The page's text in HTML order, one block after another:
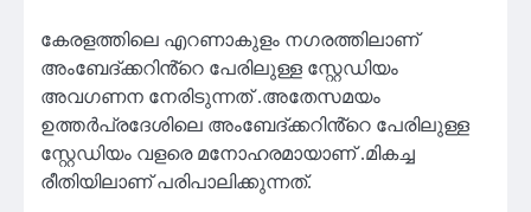
കേരളത്തിലെ എറണാകുളം നഗരത്തിലാണ്
അംബേദ്ക്കറിൻ്റെ പേരിലുള്ള സ്റ്റേഡിയം
അവഗണന നേരിടുന്നത് .അതേസമയം
ഉത്തർപ്രദേശിലെ അംബേദ്ക്കറിൻ്റെ പേരിലുള്ള
സ്റ്റേഡിയം വളരെ മനോഹരമായാണ് .മികച്ച
രീതിയിലാണ് പരിപാലിക്കുന്നത്.